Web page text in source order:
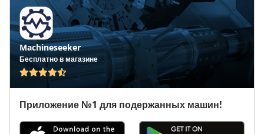
Machineseeker
Бесплатно в магазине
Приложение №1 для подержанных машин!